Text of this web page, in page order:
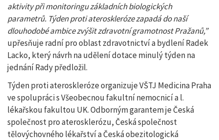
aktivity při monitoringu základních biologických
parametrů. Týden proti ateroskleróze zapadá do naší
dlouhodobé ambice zvýšit zdravotní gramotnost Pražanů,”
upřesňuje radní pro oblast zdravotnictví a bydlení Radek
Lacko, který návrh na udělení dotace minulý týden na
jednání Rady předložil.
Týden proti ateroskleróze organizuje VŠTJ Medicina Praha
ve spolupráci s Všeobecnou fakultní nemocnicí a l.
lékařskou fakultou UK. Odborným garantem je Česká
společnost pro aterosklerózu, Česká společnost
tělovýchovného lékařství a Česká obezitologická